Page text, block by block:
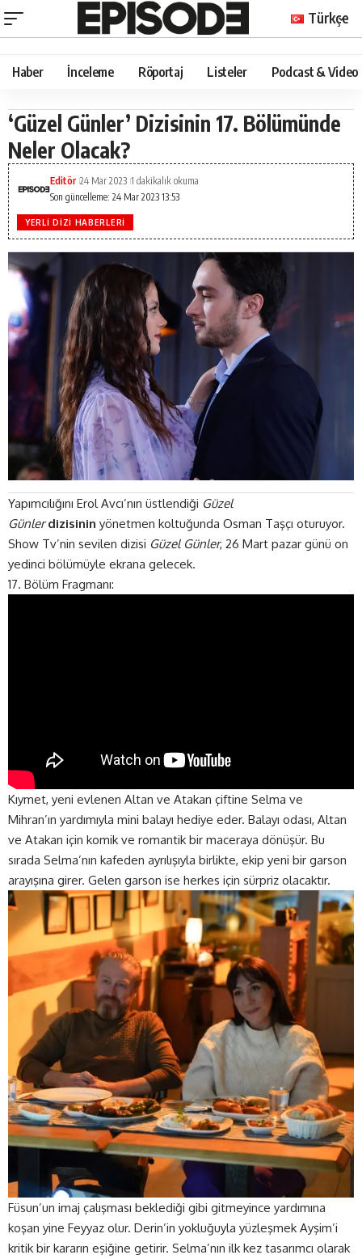
Türkçe
Haber İnceleme Röportaj Listeler Podcast & Video
‘Güzel Günler’ Dizisinin 17. Bölümünde
Neler Olacak?
Son güncelleme: 24 Mar 2023 13:53
Editör 24 Mar 2023 1 dakikalık okuma
YERLI DIZI HABERLERI
Yapımcılığını Erol Avcı’nın üstlendiği Güzel
Günlerdizisinin yönetmen koltuğunda Osman Taşçı oturuyor.
Show Tv’nin sevilen dizisi Güzel Günler, 26 Mart pazar günü on
yedinci bölümüyle ekrana gelecek.
17. Bölüm Fragmanı:
Kıymet, yeni evlenen Altan ve Atakan çiftine Selma ve
Mihran’ın yardımıyla mini balayı hediye eder. Balayı odası, Altan
ve Atakan için komik ve romantik bir maceraya dönüşür. Bu
sırada Selma’nın kafeden ayrılışıyla birlikte, ekip yeni bir garson
arayışına girer. Gelen garson ise herkes için sürpriz olacaktır.
Füsun’un imaj çalışması beklediği gibi gitmeyince yardımına
koşan yine Feyyaz olur. Derin’in yokluğuyla yüzleşmek Ayşim’i
kritik bir kararın eşiğine getirir. Selma’nın ilk kez tasarımcı olarak